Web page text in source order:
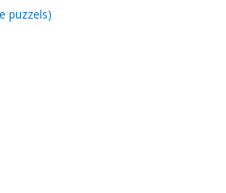
puzzels)